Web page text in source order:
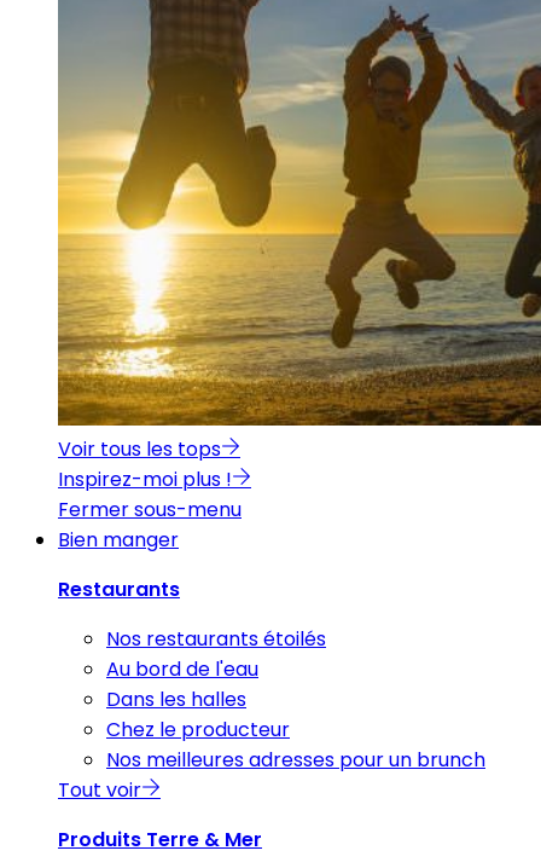
Voir tous les tops
Inspirez-moi plus !
Fermer sous-menu
Bien manger
Restaurants
Nos restaurants étoilés
Au bord de l'eau
Dans les halles
Chez le producteur
Nos meilleures adresses pour un brunch
Tout voir
Produits Terre & Mer